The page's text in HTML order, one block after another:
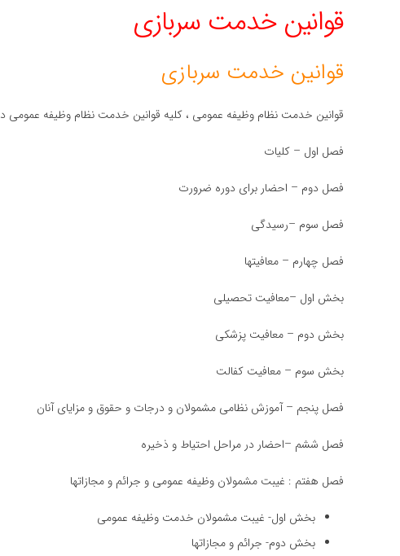
قوانین خدمت سربازی
قوانین خدمت سربازی
قوانین خدمت نظام وظیفه عمومی ، کلیه قوانین خدمت نظام وظیفه عمومی
فصل اول – كلیات
فصل دوم – احضار برای دوره ضرورت
فصل سوم –رسیدگی
فصل چهارم – معافیتها
بخش اول –معافیت تحصیلی
بخش دوم – معافیت پزشكی
بخش سوم – معافیت كفالت
فصل پنجم – آموزش نظامی مشمولان و درجات و حقوق و مزایای آنان
فصل ششم –احضار در مراحل احتیاط و ذخیره
فصل هفتم : غیبت مشمولان وظیفه عمومی و جرائم و مجازاتها
بخش اول- غیبت مشمولان خدمت وظیفه عمومی
بخش دوم- جرائم و مجازاتها